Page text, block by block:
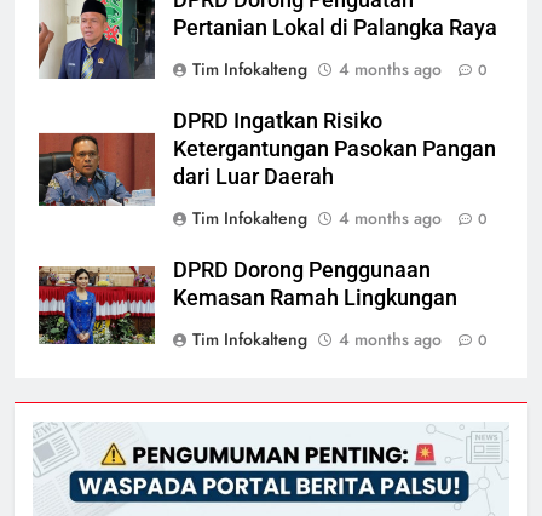
Pertanian Lokal di Palangka Raya
Tim Infokalteng
4 months ago 0
DPRD Ingatkan Risiko
Ketergantungan Pasokan Pangan
dari Luar Daerah
Tim Infokalteng
4 months ago 0
DPRD Dorong Penggunaan
Kemasan Ramah Lingkungan
Tim Infokalteng
4 months ago 0